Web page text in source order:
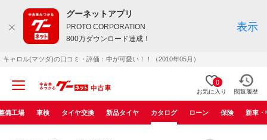
グーネットアプリ
PROTO CORPORATION
800万ダウンロード達成！
表示
キャロル(マツダ)の口コミ・評価：中が可愛い！！（2010年05月）
0
お気に入り 閲覧履歴
備工場 車検 タイヤ交換 新品タイヤ カタログ ローン 保険 新車・